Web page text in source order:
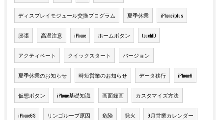
ディスプレイモジュール交換プログラム 夏季休業 iPhone7plus
膨張 高温注意 iPhone ホームボタン touchID
アクティベート クイックスタート バージョン
夏季休業のお知らせ 時短営業のお知らせ データ移行 iPhone6
仮想ボタン iPhone基礎知識 画面録画 カスタマイズ方法
iPhone6S リンゴループ原因 危険 発火 9月営業カレンダー